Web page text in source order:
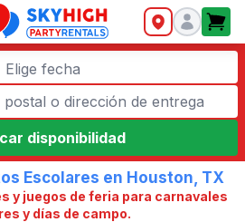
Logo
Elige fecha
disponibilidad
Escolares en Houston, TX
y juegos de feria para carnavales
y días de campo.